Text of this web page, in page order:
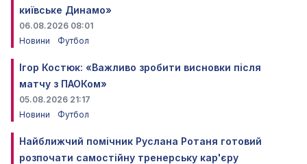
київське Динамо»
06.08.2026 08:01
Новини
Футбол
Ігор Костюк: «Важливо зробити висновки після
матчу з ПАОКом»
05.08.2026 21:17
Новини
Футбол
Найближчий помічник Руслана Ротаня готовий
розпочати самостійну тренерську кар'єру